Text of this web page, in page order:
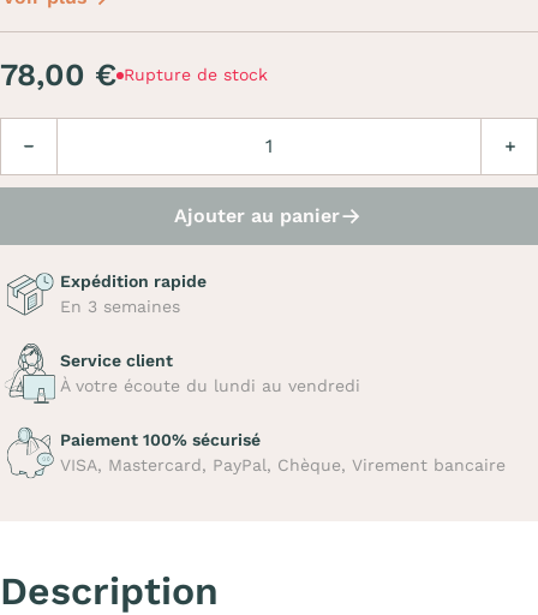
78,00 € Rupture de stock
Ajouter au panier
Expédition rapide
En 3 semaines
Service client
À votre écoute du lundi au vendredi
Paiement 100% sécurisé
VISA, Mastercard, PayPal, Chèque, Virement bancaire
Description